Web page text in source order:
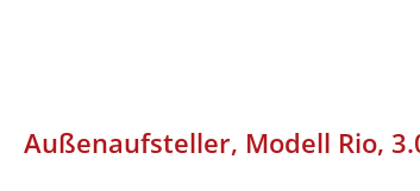
Außenaufsteller, Modell Rio,